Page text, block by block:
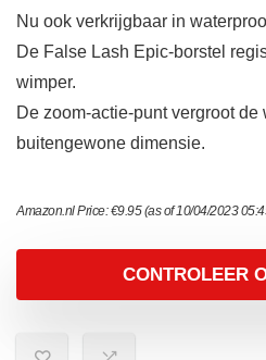
Nu ook verkrijgbaar in
De False Lash Epic-borstel
wimper.
De zoom-actie-punt vergroot de
buitengewone dimensie.
Amazon.nl Price:€9.95(as of 10/04/2023
CONTROLEER